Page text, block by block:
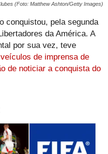
(Foto: Matthew Ashton/Getty Images)
conquistou, pela segunda
da América. A
por sua vez, teve
veículos de imprensa de
de noticiar a conquista do